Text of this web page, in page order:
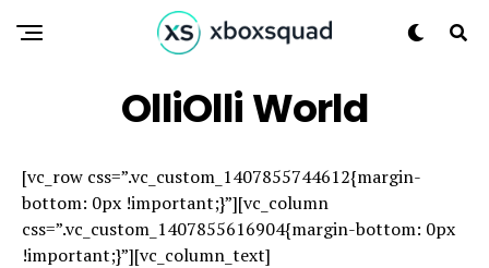
OlliOlli World
[vc_row css=”.vc_custom_1407855744612{margin-
bottom: 0px !important;}”][vc_column
css=”.vc_custom_1407855616904{margin-bottom: 0px
!important;}”][vc_column_text]